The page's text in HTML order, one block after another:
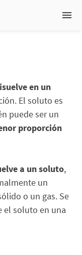
en un
El soluto es
puede ser un
proporción
a un soluto,
un
o un gas. Se
el soluto en una